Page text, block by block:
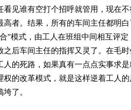
看见谁有空打个招呼就管用，现在
高者。结果，所有的车间主任都明
”模式，由工人在班组中间相互评
之后车间主任的指挥又灵了。在毛
人的死路，如果真有一点点实事求
权的改革模式，就是这样逆着工人
了。